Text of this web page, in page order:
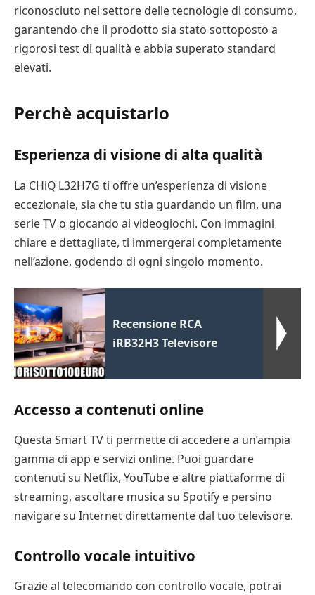
riconosciuto nel settore delle tecnologie di consumo,
garantendo che il prodotto sia stato sottoposto a
rigorosi test di qualità e abbia superato standard
elevati.
Perchè acquistarlo
Esperienza di visione di alta qualità
La CHiQ L32H7G ti offre un’esperienza di visione
eccezionale, sia che tu stia guardando un film, una
serie TV o giocando ai videogiochi. Con immagini
chiare e dettagliate, ti immergerai completamente
nell’azione, godendo di ogni singolo momento.
Recensione RCA
iRB32H3 Televisore
Accesso a contenuti online
Questa Smart TV ti permette di accedere a un’ampia
gamma di app e servizi online. Puoi guardare
contenuti su Netflix, YouTube e altre piattaforme di
streaming, ascoltare musica su Spotify e persino
navigare su Internet direttamente dal tuo televisore.
Controllo vocale intuitivo
Grazie al telecomando con controllo vocale, potrai